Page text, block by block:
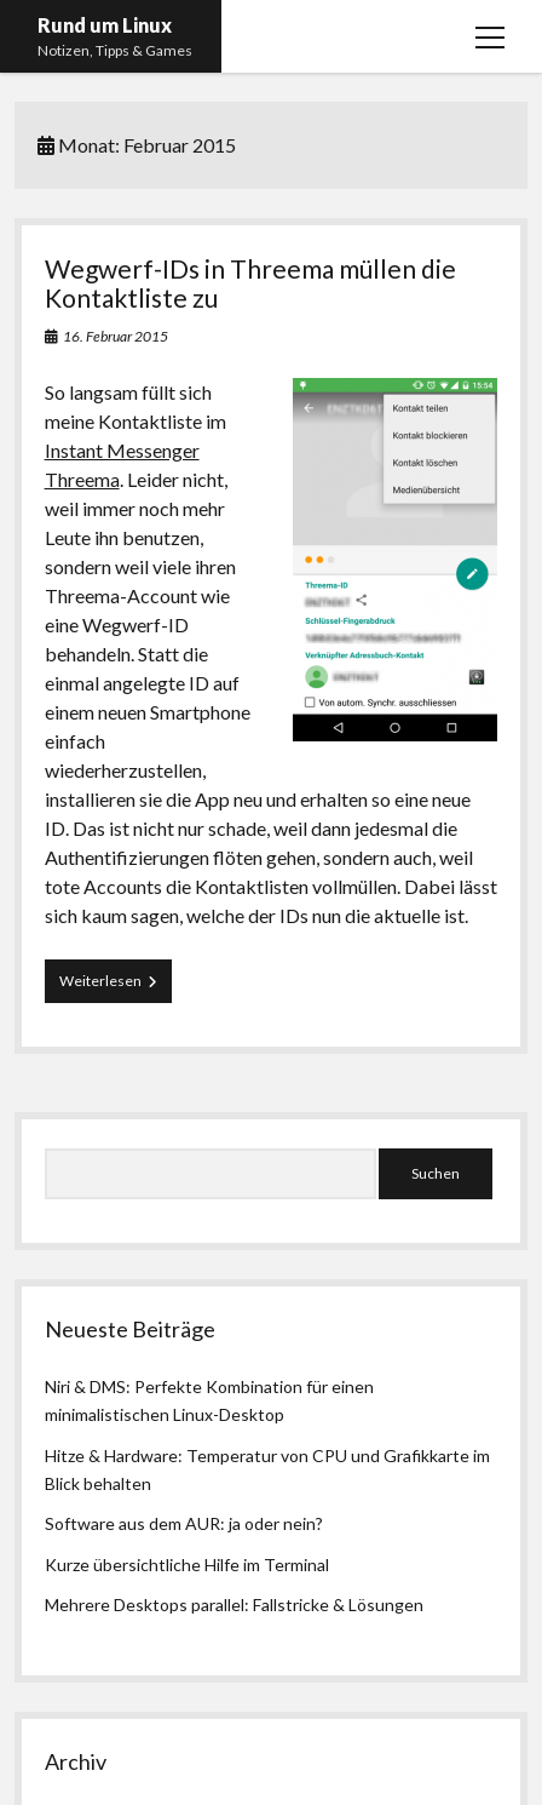
Rund um Linux
Notizen, Tipps & Games
Menü
Linux
About
Impressum
twitterinstagram
youtube
twitch
Monat: Februar 2015
Wegwerf-IDs in Threema müllen die
Kontaktliste zu
16. Februar 2015
So langsam füllt sich
meine Kontaktliste im
Instant Messenger
Threema. Leider nicht,
weil immer noch mehr
Leute ihn benutzen,
sondern weil viele ihren
Threema-Account wie
eine Wegwerf-ID
behandeln. Statt die
einmal angelegte ID auf
einem neuen Smartphone
einfach
wiederherzustellen,
installieren sie die App neu und erhalten so eine neue
ID. Das ist nicht nur schade, weil dann jedesmal die
Authentifizierungen flöten gehen, sondern auch, weil
tote Accounts die Kontaktlisten vollmüllen. Dabei lässt
sich kaum sagen, welche der IDs nun die aktuelle ist.
WeiterlesenWegwerf-
IDs
Threema
Seitenleiste
Neueste Beiträge
Niri & DMS: Perfekte Kombination für einen
minimalistischen Linux-Desktop
Hitze & Hardware: Temperatur von CPU und Grafikkarte im
Blick behalten
Software aus dem AUR: ja oder nein?
Kurze übersichtliche Hilfe im Terminal
Mehrere Desktops parallel: Fallstricke & Lösungen
Archiv